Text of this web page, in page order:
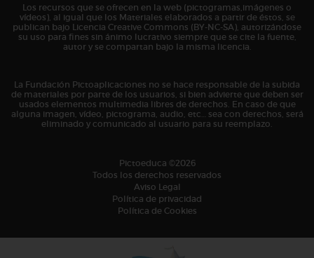
Los recursos que se ofrecen en la web (pictogramas,imágenes o
vídeos), al igual que los Materiales elaborados a partir de éstos, se
publican bajo Licencia Creative Commons (BY-NC-SA), autorizándose
su uso para fines sin ánimo lucrativo siempre que se cite la fuente,
autor y se compartan bajo la misma licencia.
La Fundación Pictoaplicaciones no se hace responsable de la subida
de materiales por parte de los usuarios, si bien advierte que deben ser
usados elementos multimedia libres de derechos. En caso de que
alguna imagen, vídeo, pictograma, audio, etc… sea con derechos, será
eliminado y comunicado al usuario para su reemplazo.
Pictoeduca ©2026
Todos los derechos reservados
Aviso Legal
Política de privacidad
Política de Cookies